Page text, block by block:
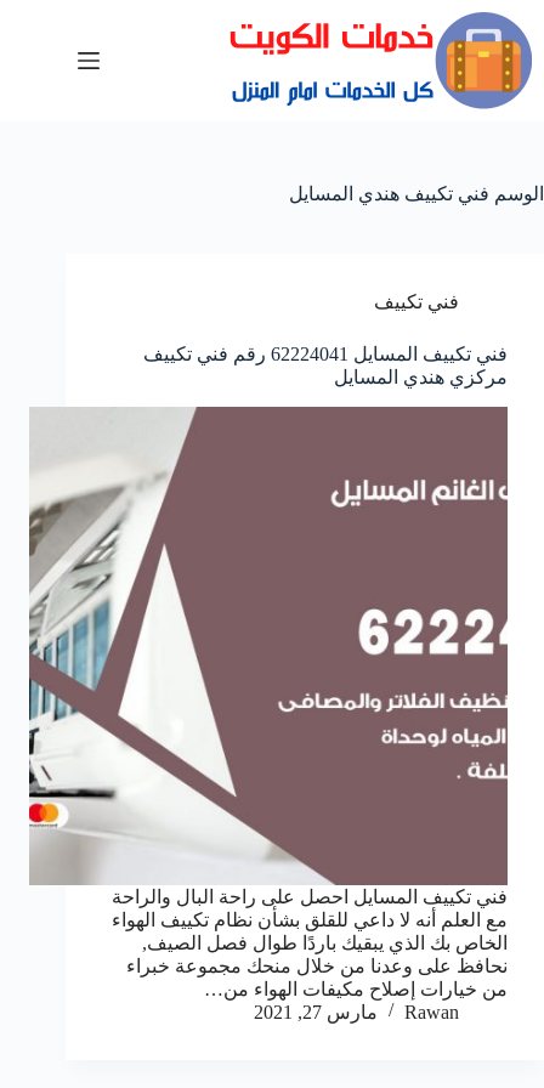
الوسم فني تكييف هندي المسايل
فني تكييف
فني تكييف المسايل 62224041 رقم فني تكييف
مركزي هندي المسايل
فني تكييف المسايل احصل على راحة البال والراحة
مع العلم أنه لا داعي للقلق بشأن نظام تكييف الهواء
الخاص بك الذي يبقيك باردًا طوال فصل الصيف,
نحافظ على وعدنا من خلال منحك مجموعة خبراء
من خيارات إصلاح مكيفات الهواء من…
Rawan
مارس 27, 2021